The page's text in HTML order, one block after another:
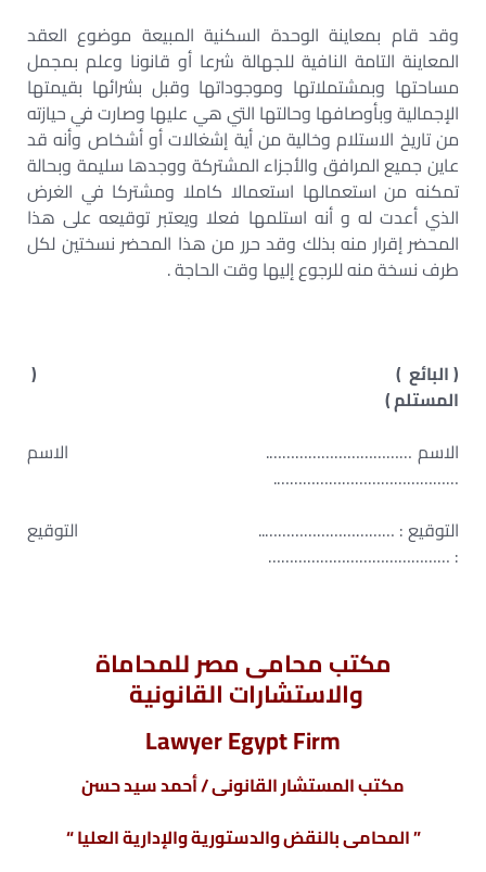
وقد قام بمعاينة الوحدة السكنية المبيعة موضوع العقد
المعاينة التامة النافية للجهالة شرعا أو قانونا وعلم بمجمل
مساحتها وبمشتملاتها وموجوداتها وقبل بشرائها بقيمتها
الإجمالية وبأوصافها وحالتها التي هي عليها وصارت في حيازته
من تاريخ الاستلام وخالية من أية إشغالات أو أشخاص وأنه قد
عاين جميع المرافق والأجزاء المشتركة ووجدها سليمة وبحالة
تمكنه من استعمالها استعمالا كاملا ومشتركا في الغرض
الذي أعدت له و أنه استلمها فعلا ويعتبر توقيعه على هذا
المحضر إقرار منه بذلك وقد حرر من هذا المحضر نسختين لكل
طرف نسخة منه للرجوع إليها وقت الحاجة .
( البائع )
(
المستلم )
الاسم ……………………………. الاسم
…………………………………….
التوقيع : ………………………….. التوقيع
: ……………………………………
مكتب محامى مصر للمحاماة
والاستشارات القانونية
Lawyer Egypt Firm
مكتب المستشار القانونى / أحمد سيد حسن
” المحامى بالنقض والدستورية والإدارية العليا “